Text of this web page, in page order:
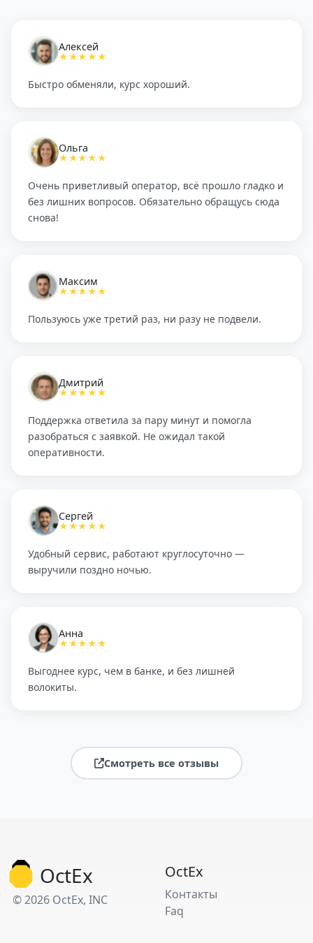
Алексей
★★★★★
Быстро обменяли, курс хороший.
Ольга
★★★★★
Очень приветливый оператор, всё прошло гладко и
без лишних вопросов. Обязательно обращусь сюда
снова!
Максим
★★★★★
Пользуюсь уже третий раз, ни разу не подвели.
Дмитрий
★★★★★
Поддержка ответила за пару минут и помогла
разобраться с заявкой. Не ожидал такой
оперативности.
Сергей
★★★★★
Удобный сервис, работают круглосуточно —
выручили поздно ночью.
Анна
★★★★★
Выгоднее курс, чем в банке, и без лишней
волокиты.
Смотреть все отзывы
OctEx
© 2026 OctEx, INC
OctEx
Контакты
Faq